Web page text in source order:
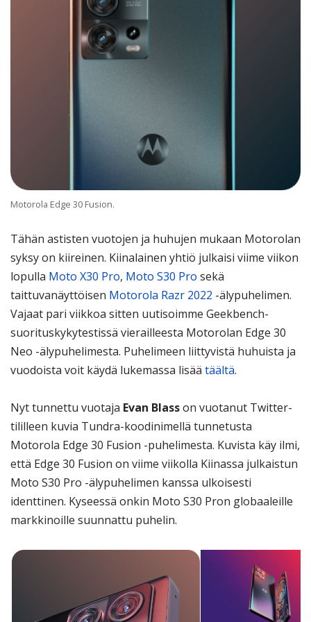
Motorola Edge 30 Fusion.
Tähän astisten vuotojen ja huhujen mukaan Motorolan
syksy on kiireinen. Kiinalainen yhtiö julkaisi viime viikon
lopulla Moto X30 Pro, Moto S30 Pro sekä
taittuvanäyttöisen Motorola Razr 2022 -älypuhelimen.
Vajaat pari viikkoa sitten uutisoimme Geekbench-
suorituskykytestissä vierailleesta Motorolan Edge 30
Neo -älypuhelimesta. Puhelimeen liittyvistä huhuista ja
vuodoista voit käydä lukemassa lisää täältä.
Nyt tunnettu vuotaja Evan Blasson vuotanut Twitter-
tililleen kuvia Tundra-koodinimellä tunnetusta
Motorola Edge 30 Fusion -puhelimesta. Kuvista käy ilmi,
että Edge 30 Fusion on viime viikolla Kiinassa julkaistun
Moto S30 Pro -älypuhelimen kanssa ulkoisesti
identtinen. Kyseessä onkin Moto S30 Pron globaaleille
markkinoille suunnattu puhelin.